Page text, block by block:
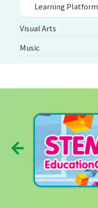
Learning Platform
Visual Arts
Music